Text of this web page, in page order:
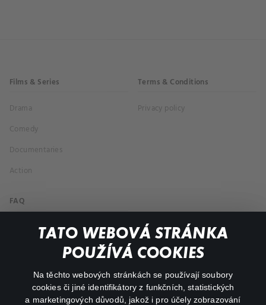
TATO WEBOVÁ STRÁNKA
POUŽÍVÁ COOKIES
Na těchto webových stránkách se používají soubory
cookies či jiné identifikátory z funkčních, statistických
a marketingových důvodů, jakož i pro účely zobrazování
Films & Series
Drama
Comedy
Documentaries
Action
Terms & Conditions
Privacy policy
FAQ
My profile
facebookinstagram